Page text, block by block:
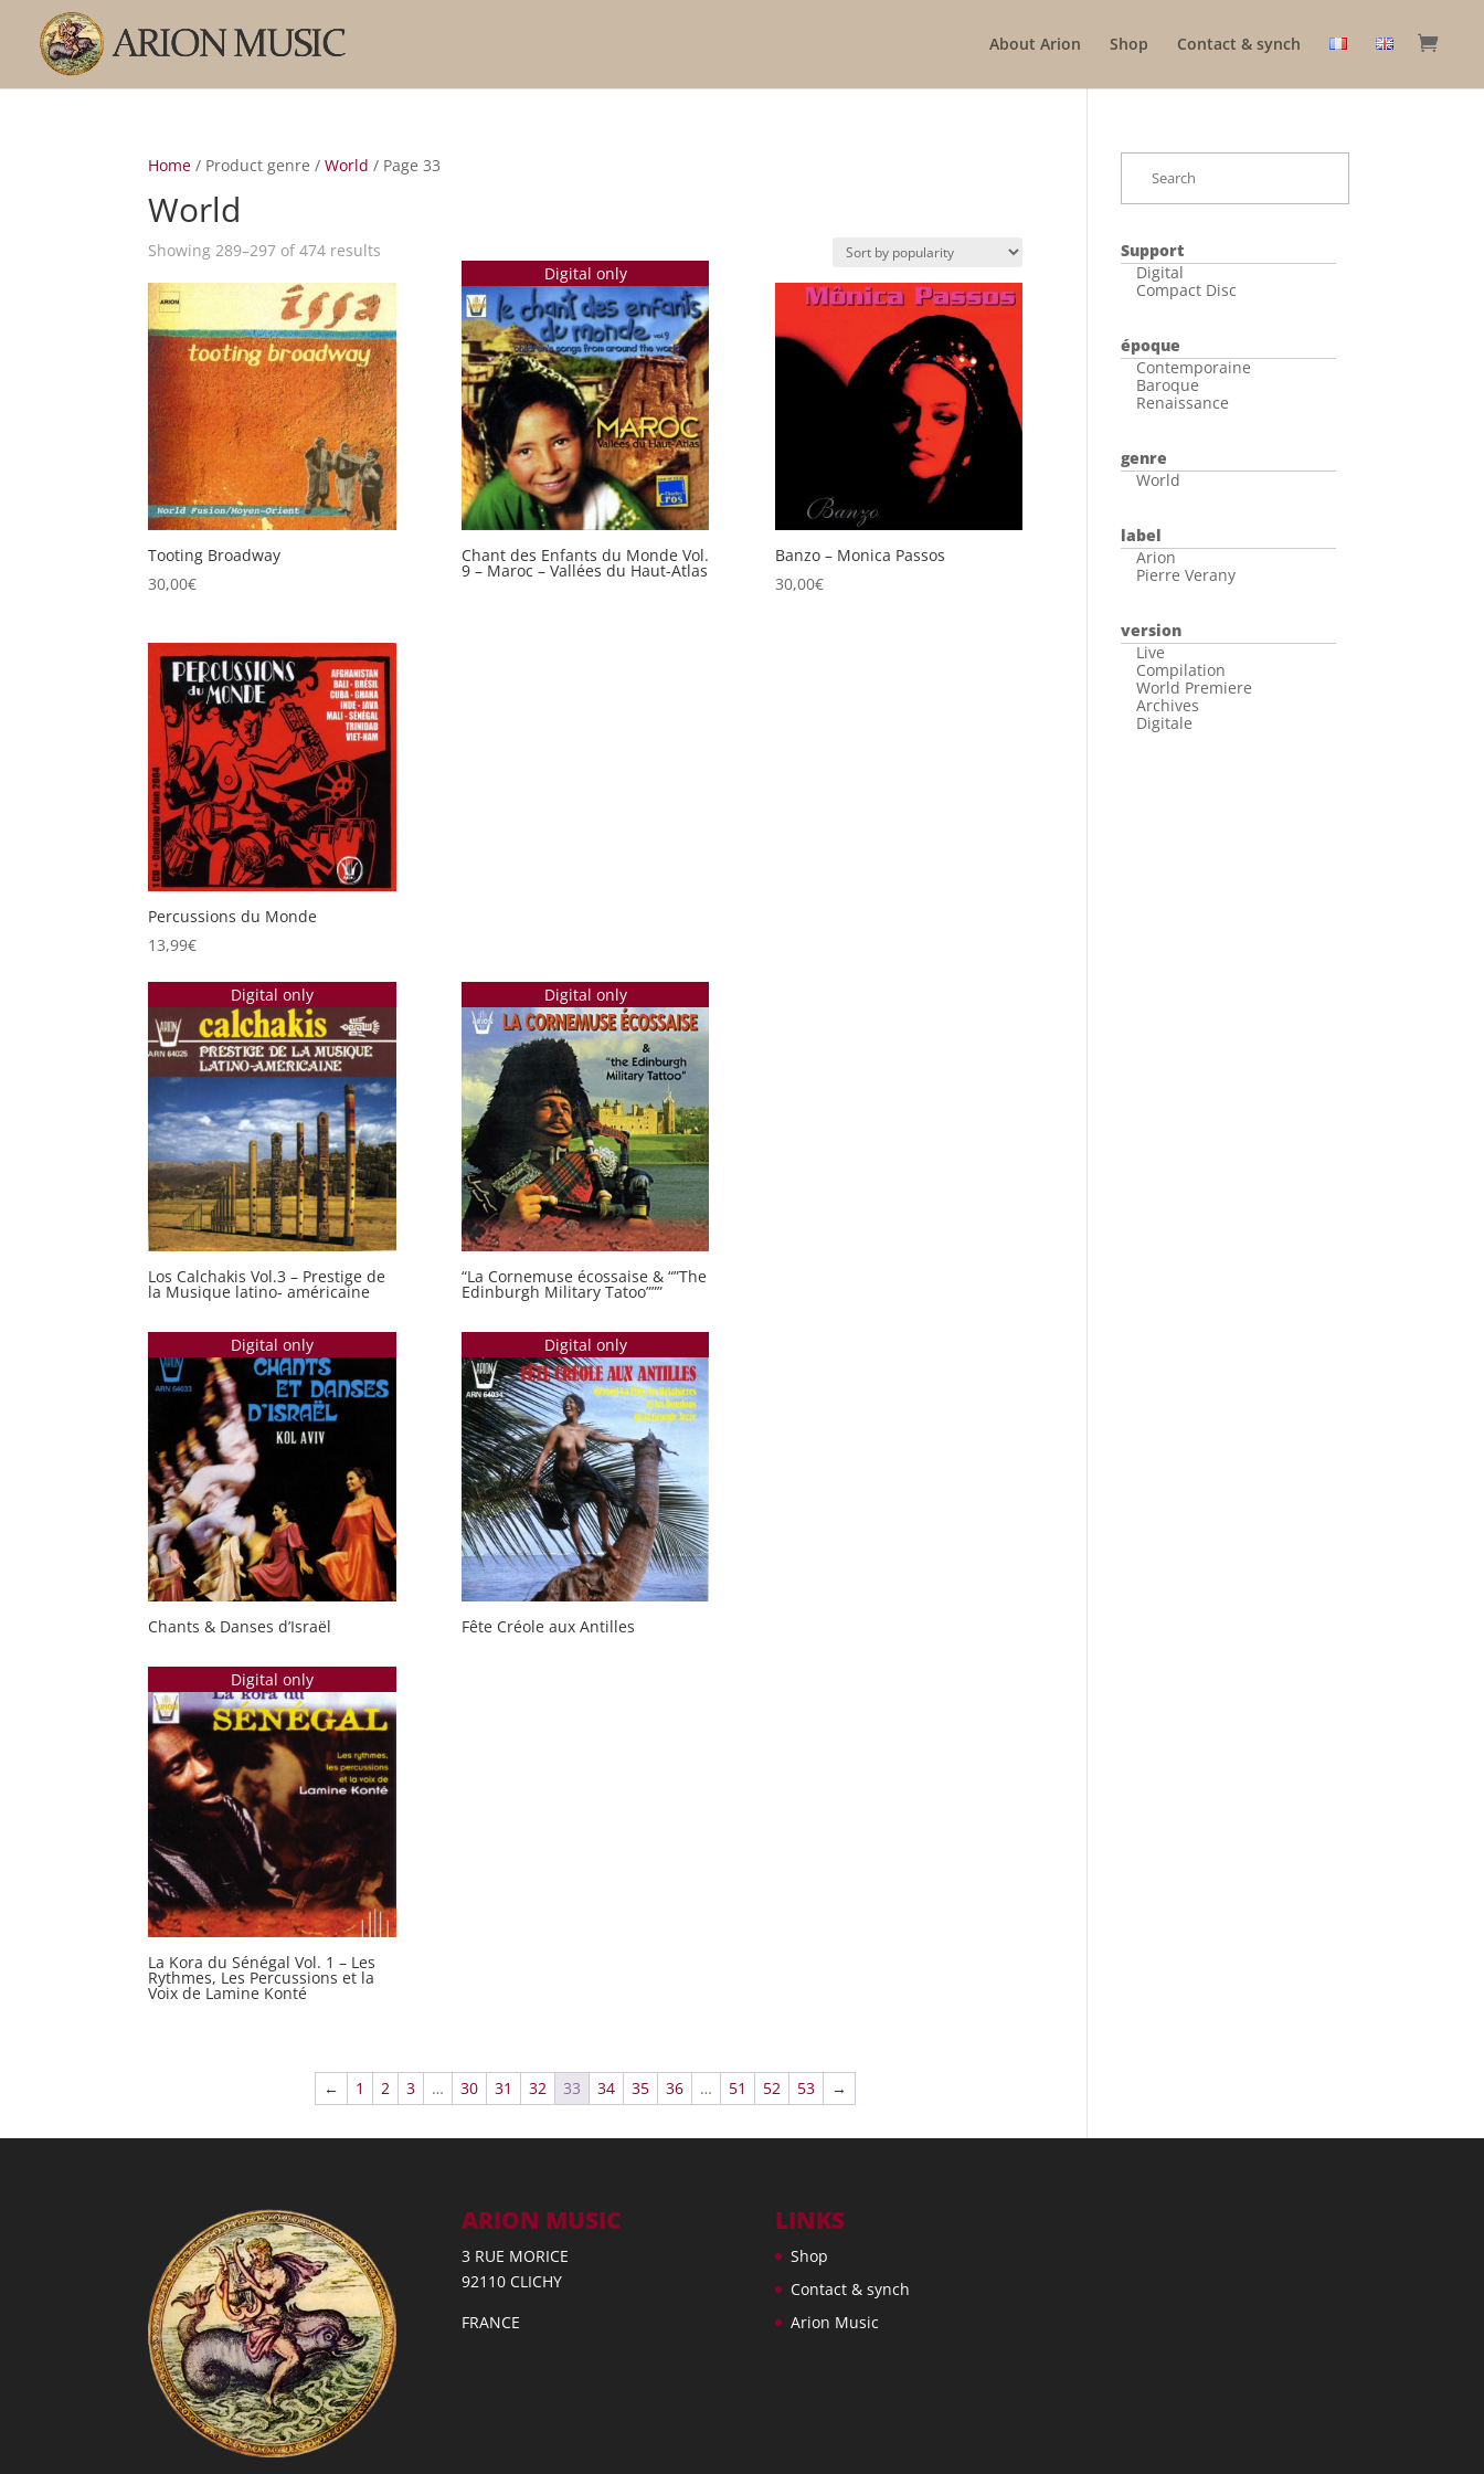
About Arion Shop Contact & synch
Home / Product genre /World / Page 33
World
Showing 289–297 of 474 results
popularity
Tooting Broadway
30,00€
Digital only
Chant des Enfants du Monde Vol.
9 – Maroc – Vallées du Haut-Atlas
Banzo – Monica Passos
30,00€
Percussions du Monde
13,99€
Digital only
Los Calchakis Vol.3 – Prestige de
la Musique latino- américaine
Digital only
“La Cornemuse écossaise & “”The
Edinburgh Military Tatoo”””
Digital only
Chants & Danses d’Israël
Digital only
Fête Créole aux Antilles
Digital only
La Kora du Sénégal Vol. 1 – Les
Rythmes, Les Percussions et la
Voix de Lamine Konté
← 1 2 3 … 30 31 32 33 34 35 36 … 51 52 53 →
Support
Digital
Compact Disc
époque
Contemporaine
Baroque
Renaissance
genre
World
label
Arion
Pierre Verany
version
Live
Compilation
World Premiere
Archives
Digitale
ARION MUSIC
3 RUE MORICE
92110 CLICHY
FRANCE
LINKS
Shop
Contact & synch
Arion Music